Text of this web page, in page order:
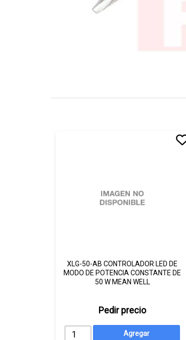
XLG-50-AB CONTROLADOR LED DE
MODO DE POTENCIA CONSTANTE DE
50 W MEAN WELL
Pedir precio